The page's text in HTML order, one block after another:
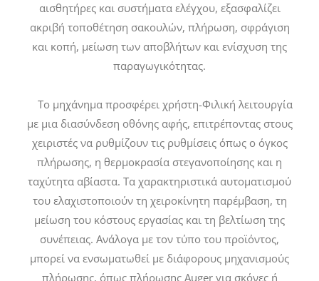
αισθητήρες και συστήματα ελέγχου, εξασφαλίζει
ακριβή τοποθέτηση σακουλών, πλήρωση, σφράγιση
και κοπή, μείωση των αποβλήτων και ενίσχυση της
παραγωγικότητας.
Το μηχάνημα προσφέρει χρήστη-Φιλική λειτουργία
με μια διασύνδεση οθόνης αφής, επιτρέποντας στους
χειριστές να ρυθμίζουν τις ρυθμίσεις όπως ο όγκος
πλήρωσης, η θερμοκρασία στεγανοποίησης και η
ταχύτητα αβίαστα. Τα χαρακτηριστικά αυτοματισμού
του ελαχιστοποιούν τη χειροκίνητη παρέμβαση, τη
μείωση του κόστους εργασίας και τη βελτίωση της
συνέπειας. Ανάλογα με τον τύπο του προϊόντος,
μπορεί να ενσωματωθεί με διάφορους μηχανισμούς
πλήρωσης, όπως πλήρωσης Auger για σκόνες ή